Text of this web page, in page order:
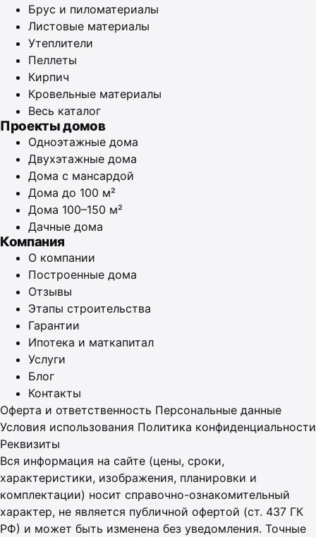
Брус и пиломатериалы
Листовые материалы
Утеплители
Пеллеты
Кирпич
Кровельные материалы
Весь каталог
Проекты домов
Одноэтажные дома
Двухэтажные дома
Дома с мансардой
Дома до 100 м²
Дома 100–150 м²
Дачные дома
Компания
О компании
Построенные дома
Отзывы
Этапы строительства
Гарантии
Ипотека и маткапитал
Услуги
Блог
Контакты
Оферта и ответственность Персональные данные
Условия использования Политика конфиденциальности
Реквизиты
Вся информация на сайте (цены, сроки,
характеристики, изображения, планировки и
комплектации) носит справочно-ознакомительный
характер, не является публичной офертой (ст. 437 ГК
РФ) и может быть изменена без уведомления. Точные